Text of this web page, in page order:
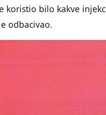
koristio bilo kakve
odbacivao.